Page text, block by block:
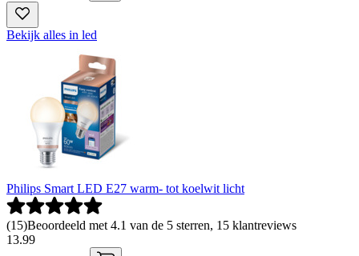
Bekijk alles in led
Philips Smart LED E27 warm- tot koelwit licht
(15)Beoordeeld met 4.1 van de 5 sterren, 15 klantreviews
13.99